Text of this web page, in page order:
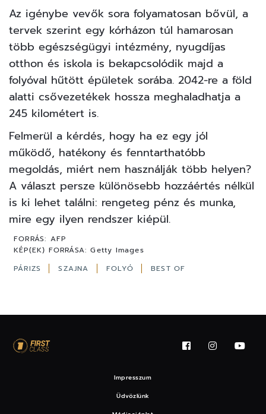
Az igénybe vevők sora folyamatosan bővül, a
tervek szerint egy kórházon túl hamarosan
több egészségügyi intézmény, nyugdíjas
otthon és iskola is bekapcsolódik majd a
folyóval hűtött épületek sorába. 2042-re a föld
alatti csővezetékek hossza meghaladhatja a
245 kilométert is.
Felmerül a kérdés, hogy ha ez egy jól
működő, hatékony és fenntarthatóbb
megoldás, miért nem használják több helyen?
A választ persze különösebb hozzáértés nélkül
is ki lehet találni: rengeteg pénz és munka,
mire egy ilyen rendszer kiépül.
FORRÁS: AFP
KÉP(EK) FORRÁSA: Getty Images
PÁRIZS
SZAJNA FOLYÓ BEST OF
Impresszum
Üdvözlünk